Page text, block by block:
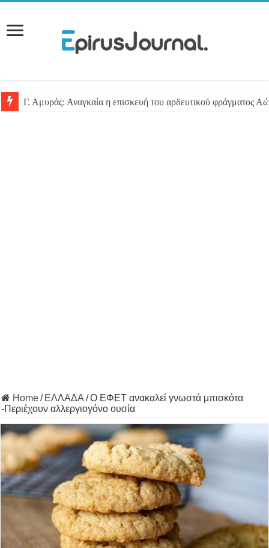
Γ. Αμυράς: Αναγκαία η επισκευή του αρδευτικού φράγματος
Home/ ΕΛΛΑΔΑ /Ο ΕΦΕΤ ανακαλεί γνωστά μπισκότα
-Περιέχουν αλλεργιογόνο ουσία